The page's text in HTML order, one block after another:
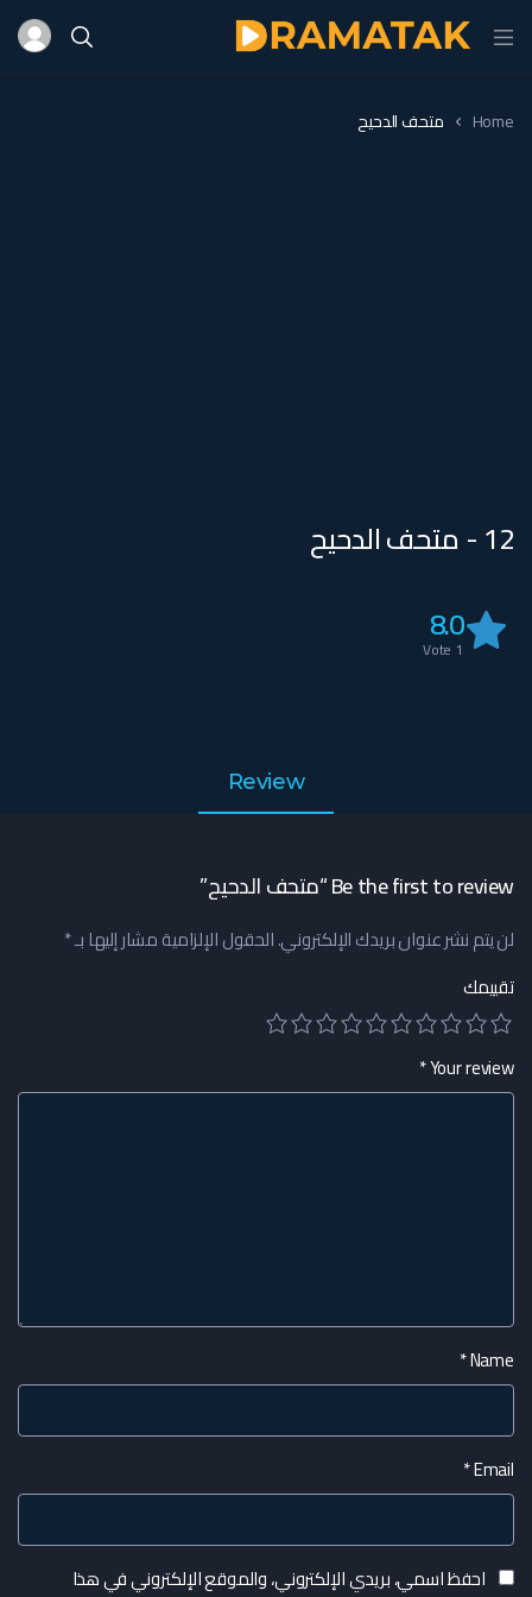
Home متحف الدحيح
12 - متحف الدحيح
8.0
1
Review
Be the first to review “متحف الدحيح”
لن يتم نشر عنوان بريدك الإلكتروني.الحقول الإلزامية مشار إليها بـ*
تقييمك
Your review
*
Name
*
Email
*
احفظ اسمي، بريدي الإلكتروني، والموقع الإلكتروني في هذا